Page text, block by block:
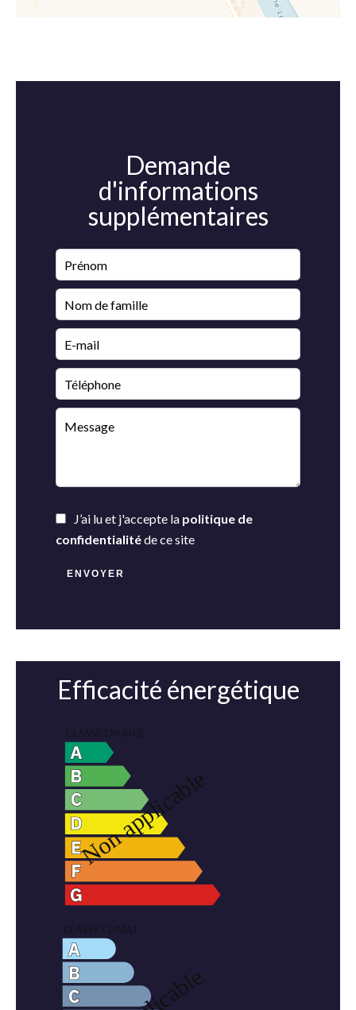
Demande
d'informations
supplémentaires
J’ai lu et j'accepte la politique de
confidentialitéde ce site
ENVOYER
Efficacité énergétique